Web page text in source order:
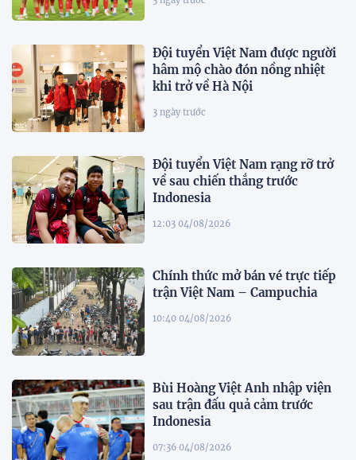
Đội tuyển Việt Nam được người
hâm mộ chào đón nồng nhiệt
khi trở về Hà Nội
3 ngày trước
Đội tuyển Việt Nam rạng rỡ trở
về sau chiến thắng trước
Indonesia
12:03 04/08/2026
Chính thức mở bán vé trực tiếp
trận Việt Nam – Campuchia
10:40 04/08/2026
Bùi Hoàng Việt Anh nhập viện
sau trận đấu quả cảm trước
Indonesia
07:36 04/08/2026